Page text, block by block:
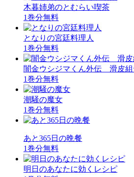
木暮姉弟のとむらい喫茶
1巻分無料
となりの宮廷料理人
1巻分無料
闇金ウシジマくん外伝 滑皮組
1巻分無料
潮騒の魔女
1巻分無料
あと365日の晩餐
1巻分無料
明日のあなたに効くレシピ